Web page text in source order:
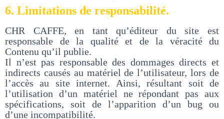
6. Limitations de responsabilité.
CHR CAFFE, en tant qu’éditeur du site est
responsable de la qualité et de la véracité du
Contenu qu’il publie.
Il n’est pas responsable des dommages directs et
indirects causés au matériel de l’utilisateur, lors de
l’accès au site internet. Ainsi, résultant soit de
l’utilisation d’un matériel ne répondant pas aux
spécifications, soit de l’apparition d’un bug ou
d’une incompatibilité.